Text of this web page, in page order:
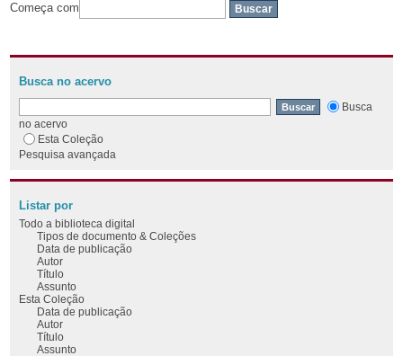
Começa com
Busca no acervo
Busca
no acervo
Esta Coleção
Pesquisa avançada
Listar por
Todo a biblioteca digital
Tipos de documento & Coleções
Data de publicação
Autor
Título
Assunto
Esta Coleção
Data de publicação
Autor
Título
Assunto